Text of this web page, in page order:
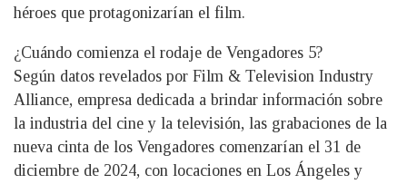
héroes que protagonizarían el film.
¿Cuándo comienza el rodaje de Vengadores 5?
Según datos revelados por Film & Television Industry
Alliance, empresa dedicada a brindar información sobre
la industria del cine y la televisión, las grabaciones de la
nueva cinta de los Vengadores comenzarían el 31 de
diciembre de 2024, con locaciones en Los Ángeles y